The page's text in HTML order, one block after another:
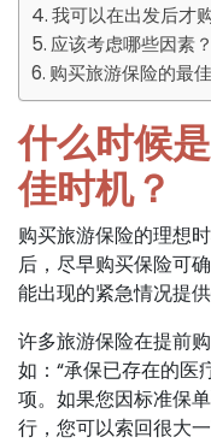
我可以在出发后才
应该考虑哪些因素？
购买旅游保险的最
什么时候
佳时机？
购买旅游保险的理想
后，尽早购买保险可
能出现的紧急情况提供
许多旅游保险在提前
如：“承保已存在的医
项。如果您因标准保
行，您可以索回很大一